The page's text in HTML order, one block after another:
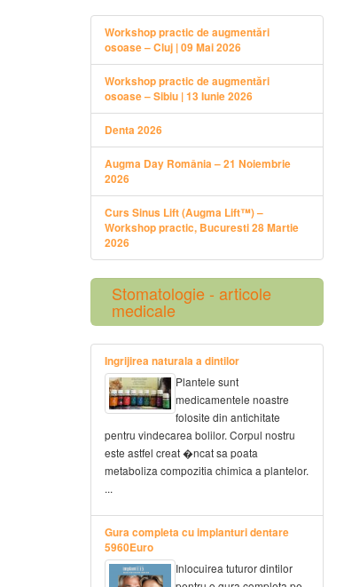
Workshop practic de augmentări
osoase – Cluj | 09 Mai 2026
Workshop practic de augmentări
osoase – Sibiu | 13 Iunie 2026
Denta 2026
Augma Day România – 21 Noiembrie
2026
Curs Sinus Lift (Augma Lift™) –
Workshop practic, Bucuresti 28 Martie
2026
Stomatologie - articole
medicale
Ingrijirea naturala a dintilor
Plantele sunt
medicamentele noastre
folosite din antichitate
pentru vindecarea bolilor. Corpul nostru
este astfel creat �ncat sa poata
metaboliza compozitia chimica a plantelor.
...
Gura completa cu implanturi dentare
5960Euro
Inlocuirea tuturor dintilor